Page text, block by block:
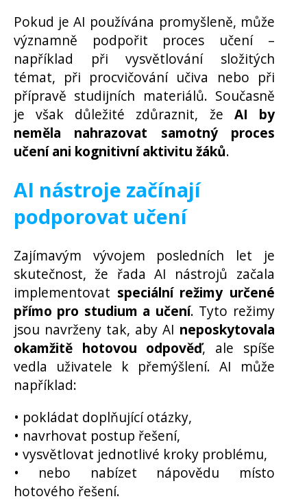
Pokud je AI používána promyšleně, může
významně podpořit proces učení –
například při vysvětlování složitých
témat, při procvičování učiva nebo při
přípravě studijních materiálů. Současně
je však důležité zdůraznit, že AI by
neměla nahrazovat samotný proces
učení ani kognitivní aktivitu žáků.
AI nástroje začínají
podporovat učení
Zajímavým vývojem posledních let je
skutečnost, že řada AI nástrojů začala
implementovat speciální režimy určené
přímo pro studium a učení. Tyto režimy
jsou navrženy tak, aby AI neposkytovala
okamžitě hotovou odpověď, ale spíše
vedla uživatele k přemýšlení. AI může
například:
• pokládat doplňující otázky,
• navrhovat postup řešení,
• vysvětlovat jednotlivé kroky problému,
• nebo nabízet nápovědu místo
hotového řešení.